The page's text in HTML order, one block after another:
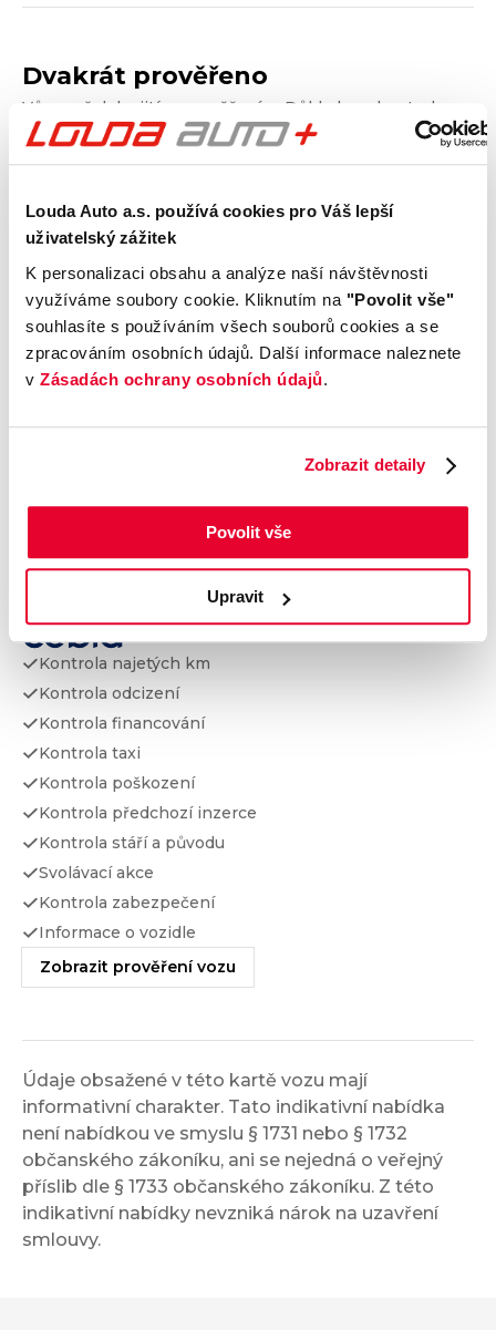
Louda Auto a.s. používá cookies pro Váš lepší
uživatelský zážitek
K personalizaci obsahu a analýze naší návštěvnosti
využíváme soubory cookie. Kliknutím na "Povolit vše"
souhlasíte s používáním všech souborů cookies a se
zpracováním osobních údajů. Další informace naleznete
v Zásadách ochrany osobních údajů.
Zobrazit detaily
Povolit vše
Upravit
Dvakrát prověřeno
Vůz prošel dvojitým prověřením. Důkladnou kontrolou
technického stavu a prověřením vozu od Cebia, díky
prověření pro jistotu při nákupu.
Kontrola technického stavu
Motor
Převodovka a spojka
Nápravy a podvozek
Brzdy
Prověření vozu od Cebia
Kontrola najetých km
Kontrola odcizení
Kontrola financování
Kontrola taxi
Kontrola poškození
Kontrola předchozí inzerce
Kontrola stáří a původu
Svolávací akce
Kontrola zabezpečení
Informace o vozidle
Zobrazit prověření vozu
Údaje obsažené v této kartě vozu mají
informativní charakter. Tato indikativní nabídka
není nabídkou ve smyslu § 1731 nebo § 1732
občanského zákoníku, ani se nejedná o veřejný
příslib dle § 1733 občanského zákoníku. Z této
indikativní nabídky nevzniká nárok na uzavření
smlouvy.